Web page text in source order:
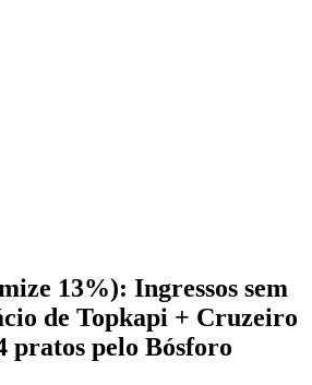
13%): Ingressos sem
de Topkapi + Cruzeiro
pratos pelo Bósforo